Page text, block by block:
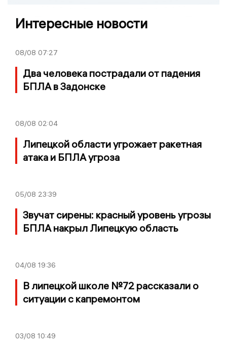
Интересные новости
08/08 07:27
Два человека пострадали от падения
БПЛА в Задонске
08/08 02:04
Липецкой области угрожает ракетная
атака и БПЛА угроза
05/08 23:39
Звучат сирены: красный уровень угрозы
БПЛА накрыл Липецкую область
04/08 19:36
В липецкой школе №72 рассказали о
ситуации с капремонтом
03/08 10:49